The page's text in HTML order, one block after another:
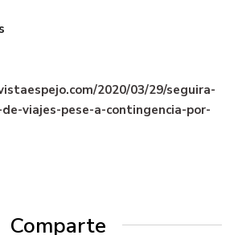
2020/03/29/seguira-
viajes-pese-a-contingencia-por-
Comparte